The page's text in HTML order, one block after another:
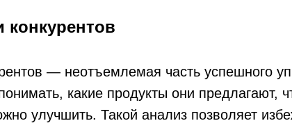
— неотъемлемая часть успешного
какие продукты они предлагают,
улучшить. Такой анализ позволяет